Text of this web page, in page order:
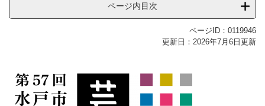
ページ内目次
ページID：0119946
更新日：2026年7月6日更新